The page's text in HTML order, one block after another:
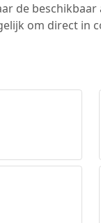
de
om direct in